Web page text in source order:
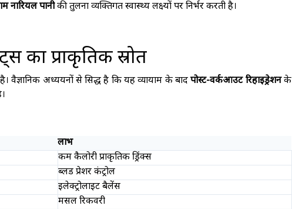
नारियल पानीकी तुलना व्यक्तिगत स्वास्थ्य लक्ष्यों पर निर्भर करती है।
का प्राकृतिक स्रोत
वैज्ञानिक अध्ययनों से सिद्ध है कि यह व्यायाम के बादपोस्ट-वर्कआउट रिहाइड्रेशनके
लाभ
कम कैलोरी प्राकृतिक ड्रिंक्स
ब्लड प्रेशर कंट्रोल
इलेक्ट्रोलाइट बैलेंस
मसल रिकवरी